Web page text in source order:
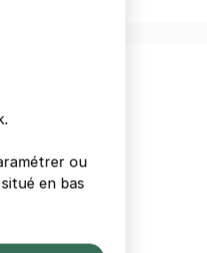
de Bumpy®
ou
situé en bas